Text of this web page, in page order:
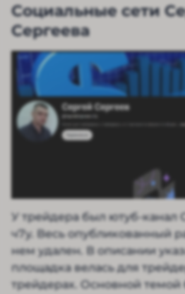
Социальные сети
Сергеева
У трейдера был ютуб-канал
ч7у. Весь опубликованный
нем удален. В описании
площадка велась для
трейдерах. Основной темой